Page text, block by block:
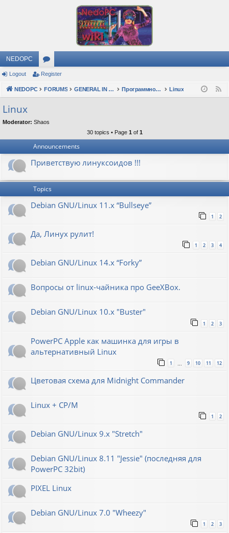
NEDOPC
or
u
s
Logout Register
NEDOPC FORUMS GENERAL IN RUSSIAN Программное обеспечение Linux
Linux
Moderator: Shaos
30 topics • Page 1 of 1
Announcements
Приветствую линуксоидов !!!
Topics
Debian GNU/Linux 11.x “Bullseye”
1 2
Да, Линух рулит!
1 2 3 4
Debian GNU/Linux 14.x “Forky”
Вопросы от linux-чайника про GeeXBox.
Debian GNU/Linux 10.x "Buster"
1 2 3
PowerPC Apple как машинка для игры в
альтернативный Linux
1 9 10 11 12
Цветовая схема для Midnight Commander
Linux + CP/M
1 2
Debian GNU/Linux 9.x "Stretch"
Debian GNU/Linux 8.11 "Jessie" (последняя для
PowerPC 32bit)
PIXEL Linux
Debian GNU/Linux 7.0 "Wheezy"
1 2 3